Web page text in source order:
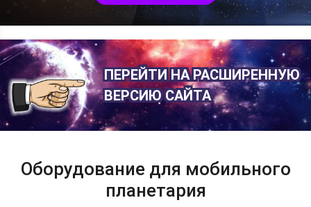
ПЕРЕЙТИ НА РАСШИРЕННУЮ
ВЕРСИЮ САЙТА
Оборудование для мобильного
планетария